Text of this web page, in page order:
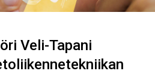
Veli-Tapani